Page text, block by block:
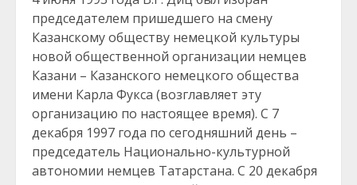
председателем пришедшего на смену
Казанскому обществу немецкой культуры
новой общественной организации немцев
Казани – Казанского немецкого общества
имени Карла Фукса (возглавляет эту
организацию по настоящее время). С 7
декабря 1997 года по сегодняшний день –
председатель Национально-культурной
автономии немцев Татарстана. С 20 декабря